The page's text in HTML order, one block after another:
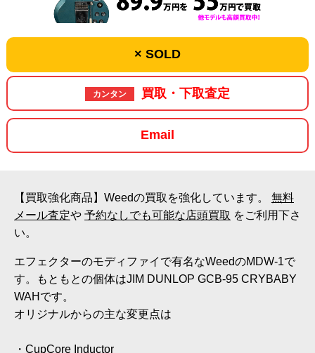
× SOLD
カンタン 買取・下取査定
Email
【買取強化商品】Weedの買取を強化しています。 無料
メール査定や 予約なしでも可能な店頭買取 をご利用下さ
い。
エフェクターのモディファイで有名なWeedのMDW-1で
す。もともとの個体はJIM DUNLOP GCB-95 CRYBABY
WAHです。
オリジナルからの主な変更点は
・CupCore Inductor